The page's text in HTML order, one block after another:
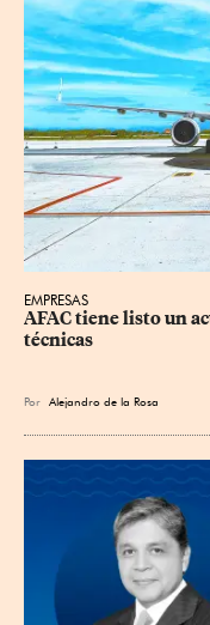
EMPRESAS
AFAC tiene listo un
técnicas
Por Alejandro de la Rosa